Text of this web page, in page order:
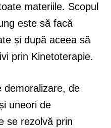
materiile. Scopul
este să facă
și după aceea să
prin Kinetoterapie.
demoralizare, de
uneori de
se rezolvă prin